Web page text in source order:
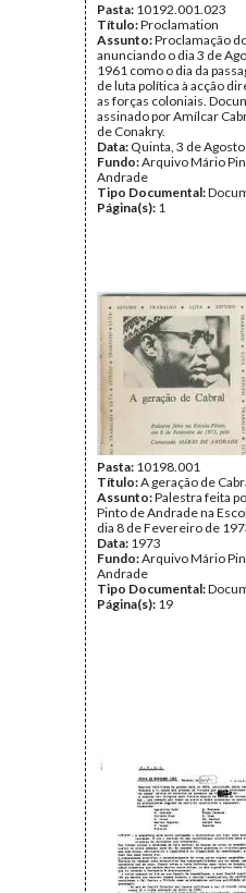
Pasta: 10192.001.023
Título:Proclamation
Assunto:Proclamação
anunciando o dia 3 de
1961 como o dia da
de luta política à acção
as forças coloniais.
assinado por Amílcar
de Conakry.
Data: Quinta, 3 de
Fundo:Arquivo Mário
Andrade
Tipo Documental:
Página(s): 1
Pasta: 10198.001
Título:A geração de
Assunto:Palestra feita
Pinto de Andrade na
dia 8 de Fevereiro de
Data: 1973
Fundo:Arquivo Mário
Andrade
Tipo Documental:
Página(s): 19